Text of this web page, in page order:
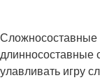
Сложносоставные
длинносоставные
улавливать игру